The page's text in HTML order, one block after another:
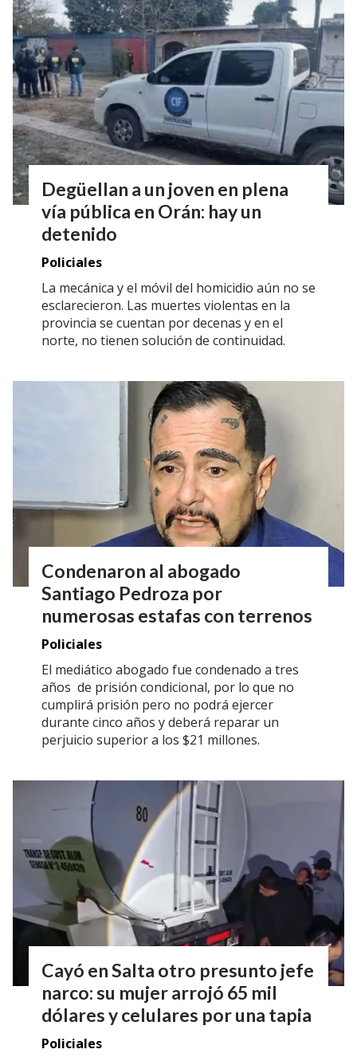
Degüellan a un joven en plena
vía pública en Orán: hay un
detenido
Policiales
La mecánica y el móvil del homicidio aún no se
esclarecieron. Las muertes violentas en la
provincia se cuentan por decenas y en el
norte, no tienen solución de continuidad.
Condenaron al abogado
Santiago Pedroza por
numerosas estafas con terrenos
Policiales
El mediático abogado fue condenado a tres
años de prisión condicional, por lo que no
cumplirá prisión pero no podrá ejercer
durante cinco años y deberá reparar un
perjuicio superior a los $21 millones.
Cayó en Salta otro presunto jefe
narco: su mujer arrojó 65 mil
dólares y celulares por una tapia
Policiales